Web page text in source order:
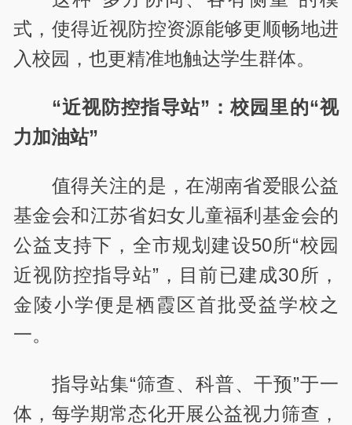
式，使得近视防控资源能够更顺畅地进
入校园，也更精准地触达学生群体。
“近视防控指导站”：校园里的“视
力加油站”
值得关注的是，在湖南省爱眼公益
基金会和江苏省妇女儿童福利基金会的
公益支持下，全市规划建设50所“校园
近视防控指导站”，目前已建成30所，
金陵小学便是栖霞区首批受益学校之
一。
指导站集“筛查、科普、干预”于一
体，每学期常态化开展公益视力筛查，